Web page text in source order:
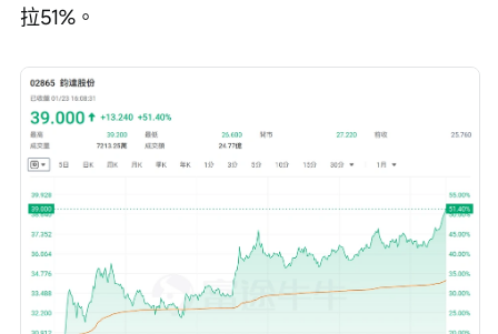
拉51%。